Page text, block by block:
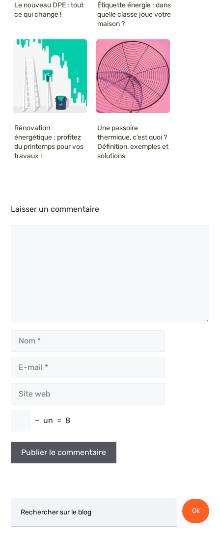
Le nouveau DPE : tout
ce qui change !
Étiquette énergie : dans
quelle classe joue votre
maison ?
Rénovation
énergétique : profitez
du printemps pour vos
travaux !
Une passoire
thermique, c’est quoi ?
Définition, exemples et
solutions
Laisser un commentaire
mail
web
− un = 8
Ok